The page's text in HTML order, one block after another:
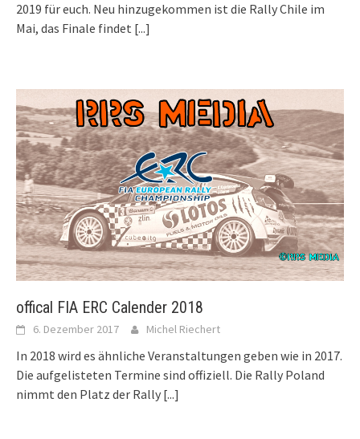
2019 für euch. Neu hinzugekommen ist die Rally Chile im
Mai, das Finale findet [...]
offical FIA ERC Calender 2018
6. Dezember 2017 Michel Riechert
In 2018 wird es ähnliche Veranstaltungen geben wie in 2017.
Die aufgelisteten Termine sind offiziell. Die Rally Poland
nimmt den Platz der Rally [...]